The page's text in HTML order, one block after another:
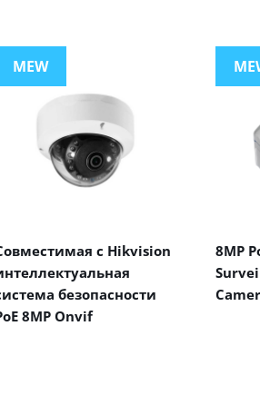
MEW
с Hikvision
безопасности
8MP Onvif
8MP